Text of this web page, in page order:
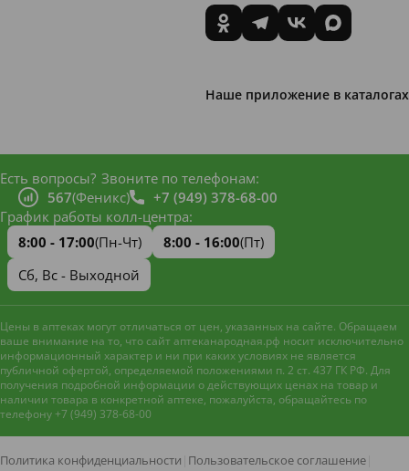
Наше приложение в каталогах
Есть вопросы? Звоните по телефонам:
567(Феникс)
+7 (949) 378-68-00
График работы колл-центра:
8:00 - 17:00(Пн-Чт) 8:00 - 16:00(Пт)
Сб, Вс - Выходной
Цены в аптеках могут отличаться от цен, указанных на сайте. Обращаем
ваше внимание на то, что сайт аптеканародная.рф носит исключительно
информационный характер и ни при каких условиях не является
публичной офертой, определяемой положениями п. 2 ст. 437 ГК РФ. Для
получения подробной информации о действующих ценах на товар и
наличии товара в конкретной аптеке, пожалуйста, обращайтесь по
телефону +7 (949) 378-68-00
Политика конфиденциальности Пользовательское соглашение
Наш сайт использует файлы
улучшения работы и анализа